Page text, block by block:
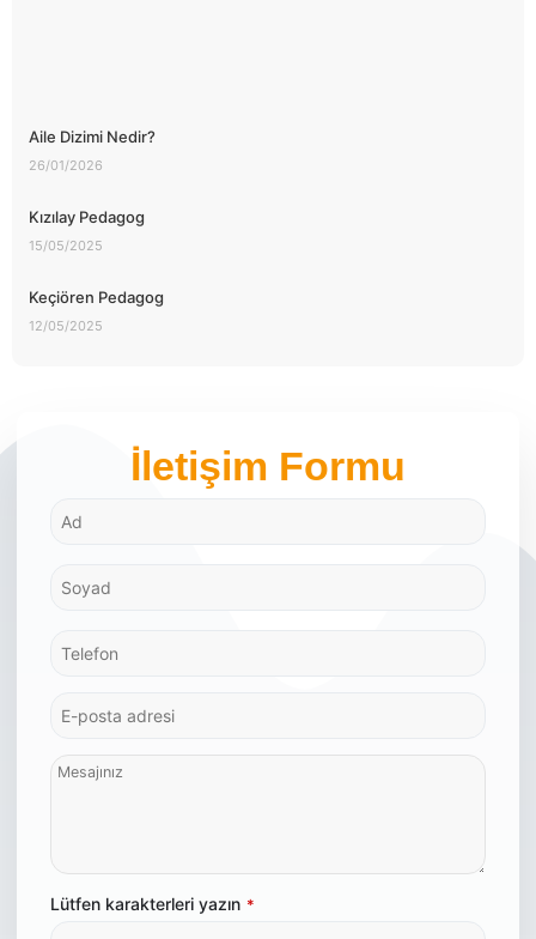
Aile Dizimi Nedir?
26/01/2026
Kızılay Pedagog
15/05/2025
Keçiören Pedagog
12/05/2025
İletişim Formu
Lütfen karakterleri yazın *